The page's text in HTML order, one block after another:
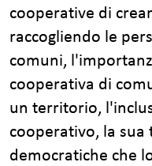
cooperative di
raccogliendo le
comuni,
cooperativa di
un territorio,
cooperativo, la sua
democratiche che